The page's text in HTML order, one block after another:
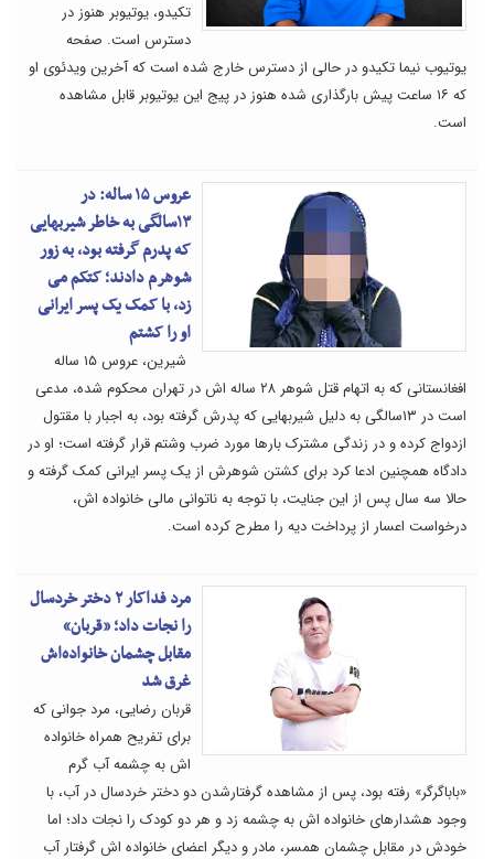
تکیدو، یوتیوبر هنوز در
دسترس است. صفحه
یوتیوب نیما تکیدو در حالی از دسترس خارج شده است که آخرین ویدئوی او
که ۱۶ ساعت پیش بارگذاری شده هنوز در پیج این یوتیوبر قابل مشاهده
است.
عروس ۱۵ ساله: در
۱۳سالگی به خاطر شیربهایی
که پدرم گرفته بود، به زور
شوهرم دادند؛ کتکم می
زد، با کمک یک پسر ایرانی
او را کشتم
شیرین، عروس ۱۵ ساله
افغانستانی که به اتهام قتل شوهر ۲۸ ساله اش در تهران محکوم شده، مدعی
است در ۱۳سالگی به دلیل شیربهایی که پدرش گرفته بود، به اجبار با مقتول
ازدواج کرده و در زندگی مشترک بارها مورد ضرب وشتم قرار گرفته است؛ او در
دادگاه همچنین ادعا کرد برای کشتن شوهرش از یک پسر ایرانی کمک گرفته و
حالا سه سال پس از این جنایت، با توجه به ناتوانی مالی خانواده اش،
درخواست اعسار از پرداخت دیه را مطرح کرده است.
مرد فداکار ۲ دختر خردسال
را نجات داد؛ «قربان»
مقابل چشمان خانواده‌اش
غرق شد
قربان رضایی، مرد جوانی که
برای تفریح همراه خانواده
اش به چشمه آب گرم
«باباگرگر» رفته بود، پس از مشاهده گرفتارشدن دو دختر خردسال در آب، با
وجود هشدارهای خانواده اش به چشمه زد و هر دو کودک را نجات داد؛ اما
خودش در مقابل چشمان همسر، مادر و دیگر اعضای خانواده اش گرفتار آب